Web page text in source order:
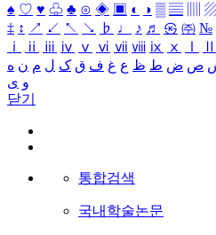
♠ ♡ ♥ ♧ ♣ ⊙ ◈ ▣ ◐ ◑ ▒ ▤
‡ ↕ ↗ ↙ ↖ ↘ ♭ ♩ ♪ ♬ ㉿ ㈜ №
ⅰ
ⅱ ⅲ ⅳ ⅴ ⅵ ⅶ ⅷ ⅸ ⅹ
ص ض ط ظ ع غ ف ق ک ل م ن ه
و ی
닫기
통합검색
국내학술논문